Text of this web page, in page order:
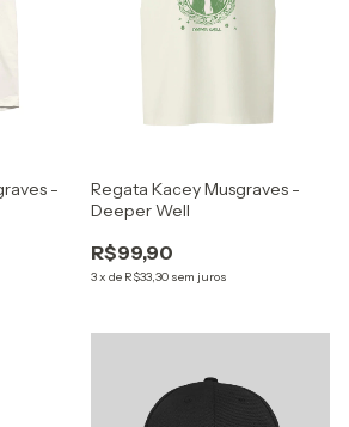
-
Regata Kacey Musgraves -
Deeper Well
R$99,90
3x de R$33,30 sem juros